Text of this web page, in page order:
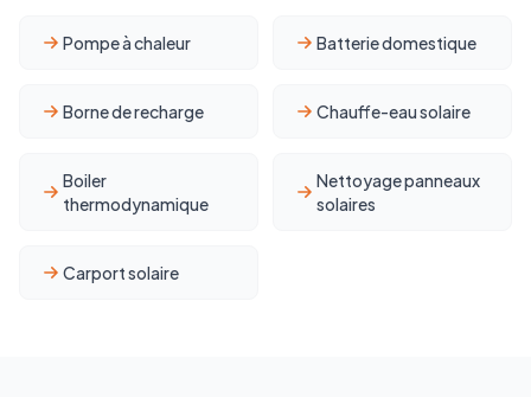
Pompe à chaleur Batterie domestique
Borne de recharge Chauffe-eau solaire
Boiler
thermodynamique
Nettoyage panneaux
solaires
Carport solaire